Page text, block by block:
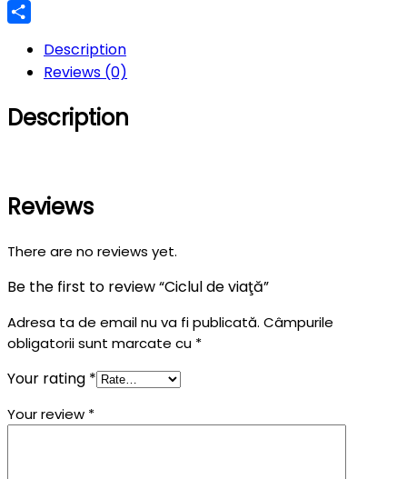
Email
Description
Reviews (0)
Description
Reviews
There are no reviews yet.
Be the first to review “Ciclul de viaţă”
Adresa ta de email nu va fi publicată. Câmpurile
obligatorii sunt marcate cu *
Your rating *
Your review *